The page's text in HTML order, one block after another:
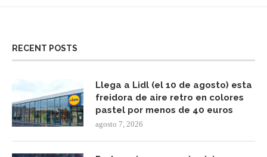
RECENT POSTS
Llega a Lidl (el 10 de agosto) esta
freidora de aire retro en colores
pastel por menos de 40 euros
agosto 7, 2026